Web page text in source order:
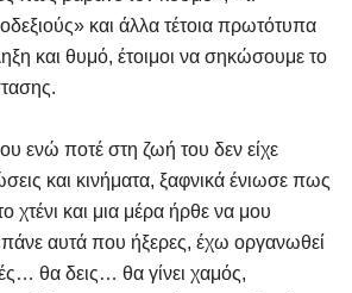
και άλλα τέτοια πρωτότυπα
και θυμό, έτοιμοι να σηκώσουμε το
ενώ ποτέ στη ζωή του δεν είχε
και κινήματα, ξαφνικά ένιωσε πως
χτένι και μια μέρα ήρθε να μου
αυτά που ήξερες, έχω οργανωθεί
θα δεις… θα γίνει χαμός,